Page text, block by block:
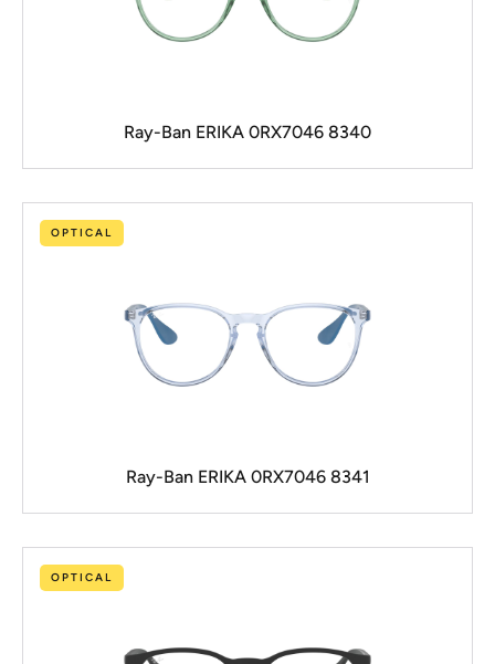
Ray-Ban ERIKA 0RX7046 8340
OPTICAL
Ray-Ban ERIKA 0RX7046 8341
OPTICAL